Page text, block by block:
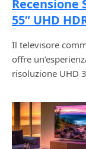
Recensione
55” UHD
Il televisore
offre
risoluzione UHD